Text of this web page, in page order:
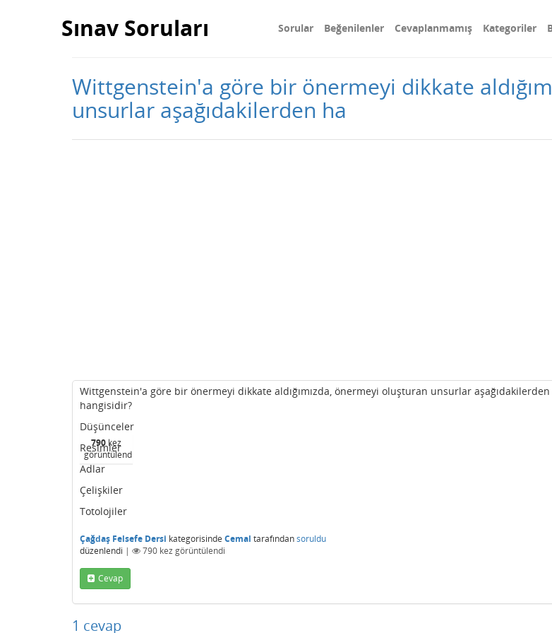
Sınav Soruları Sorular Beğenilenler Cevaplanmamış Kategoriler
Wittgenstein'a göre bir önermeyi dikkate
unsurlar aşağıdakilerden ha
790 kez
görüntülendi
Wittgenstein'a göre bir önermeyi dikkate aldığımızda, önermeyi oluşturan unsurlar aşağıdakilerden
hangisidir?
Düşünceler
Resimler
Adlar
Çelişkiler
Totolojiler
Çağdaş Felsefe Dersi kategorisinde Cemal tarafındansoruldu
düzenlendi | 790 kez görüntülendi
Cevap
1 cevap